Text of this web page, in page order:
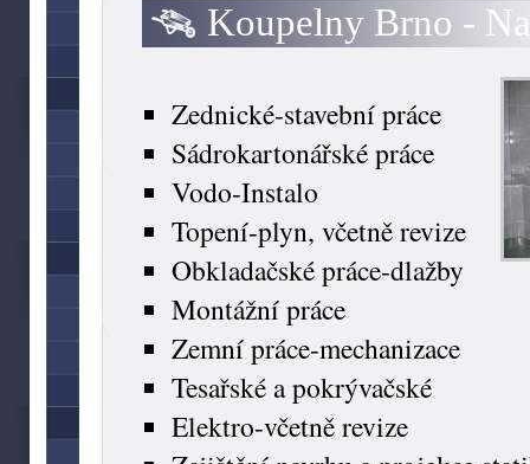
Koupelny Brno -
Zednické-stavební práce
Sádrokartonářské práce
Vodo-Instalo
Topení-plyn, včetně revize
Obkladačské práce-dlažby
Montážní práce
Zemní práce-mechanizace
Tesařské a pokrývačské
Elektro-včetně revize